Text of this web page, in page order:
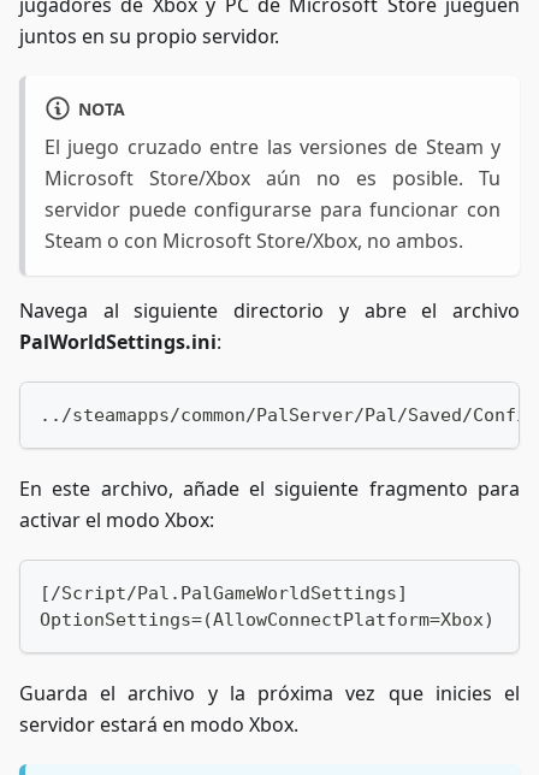
juntos en su propio servidor.
NOTA
El juego cruzado entre las versiones de Steam y
Microsoft Store/Xbox aún no es posible. Tu
servidor puede configurarse para funcionar con
Steam o con Microsoft Store/Xbox, no ambos.
Navega al siguiente directorio y abre el archivo
PalWorldSettings.ini:
../steamapps/common/PalServer/Pal/Saved/
En este archivo, añade el siguiente fragmento para
activar el modo Xbox:
[/Script/Pal.PalGameWorldSettings]
OptionSettings=(AllowConnectPlatform=Xbox)
Guarda el archivo y la próxima vez que inicies el
servidor estará en modo Xbox.